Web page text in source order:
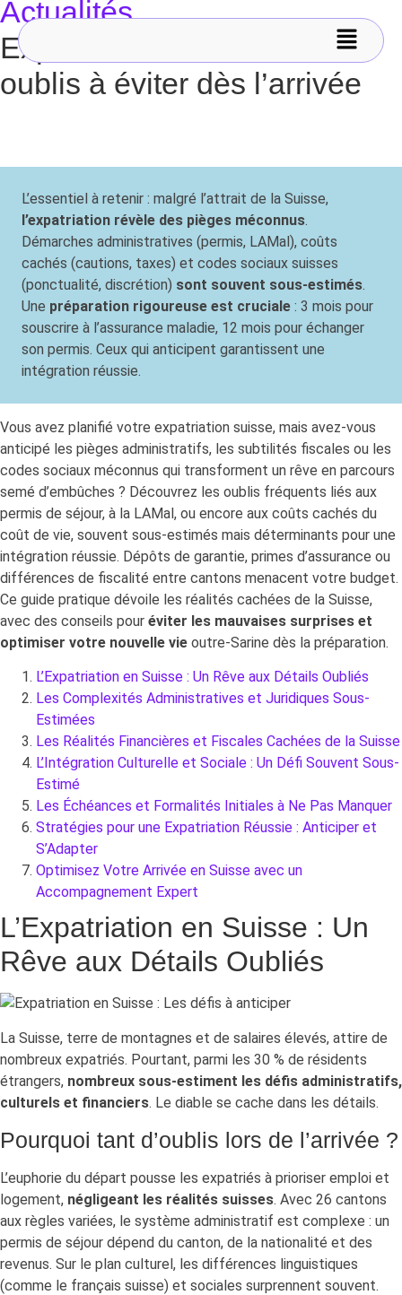
Actualités
Expatriation en Suisse : Les
oublis à éviter dès l’arrivée
L’essentiel à retenir : malgré l’attrait de la Suisse,
l’expatriation révèle des pièges méconnus.
Démarches administratives (permis, LAMal), coûts
cachés (cautions, taxes) et codes sociaux suisses
(ponctualité, discrétion) sont souvent sous-estimés.
Une préparation rigoureuse est cruciale : 3 mois pour
souscrire à l’assurance maladie, 12 mois pour échanger
son permis. Ceux qui anticipent garantissent une
intégration réussie.
Vous avez planifié votre expatriation suisse, mais avez-vous
anticipé les pièges administratifs, les subtilités fiscales ou les
codes sociaux méconnus qui transforment un rêve en parcours
semé d’embûches ? Découvrez les oublis fréquents liés aux
permis de séjour, à la LAMal, ou encore aux coûts cachés du
coût de vie, souvent sous-estimés mais déterminants pour une
intégration réussie. Dépôts de garantie, primes d’assurance ou
différences de fiscalité entre cantons menacent votre budget.
Ce guide pratique dévoile les réalités cachées de la Suisse,
avec des conseils pour éviter les mauvaises surprises et
optimiser votre nouvelle vie outre-Sarine dès la préparation.
L’Expatriation en Suisse : Un Rêve aux Détails Oubliés
Les Complexités Administratives et Juridiques Sous-
Estimées
Les Réalités Financières et Fiscales Cachées de la Suisse
L’Intégration Culturelle et Sociale : Un Défi Souvent Sous-
Estimé
Les Échéances et Formalités Initiales à Ne Pas Manquer
Stratégies pour une Expatriation Réussie : Anticiper et
S’Adapter
Optimisez Votre Arrivée en Suisse avec un
Accompagnement Expert
L’Expatriation en Suisse : Un
Rêve aux Détails Oubliés
La Suisse, terre de montagnes et de salaires élevés, attire de
nombreux expatriés. Pourtant, parmi les 30 % de résidents
étrangers, nombreux sous-estiment les défis administratifs,
culturels et financiers. Le diable se cache dans les détails.
Pourquoi tant d’oublis lors de l’arrivée ?
L’euphorie du départ pousse les expatriés à prioriser emploi et
logement, négligeant les réalités suisses. Avec 26 cantons
aux règles variées, le système administratif est complexe : un
permis de séjour dépend du canton, de la nationalité et des
revenus. Sur le plan culturel, les différences linguistiques
(comme le français suisse) et sociales surprennent souvent.